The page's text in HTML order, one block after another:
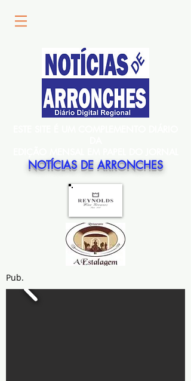
NOTÍCIAS DE ARRONCHES
Pub.